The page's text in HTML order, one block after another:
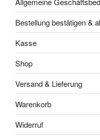
Bestellung bestätigen &
Kasse
Shop
Versand & Lieferung
Warenkorb
Widerruf